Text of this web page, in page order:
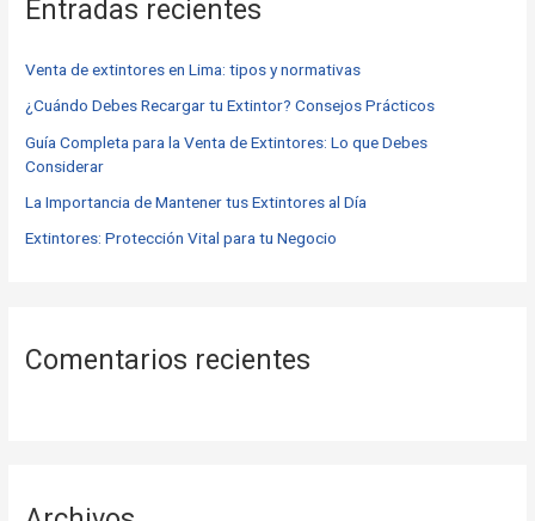
a
p
o
r
:
Entradas recientes
Venta de extintores en Lima: tipos y normativas
¿Cuándo Debes Recargar tu Extintor? Consejos Prácticos
Guía Completa para la Venta de Extintores: Lo que Debes
Considerar
La Importancia de Mantener tus Extintores al Día
Extintores: Protección Vital para tu Negocio
Comentarios recientes